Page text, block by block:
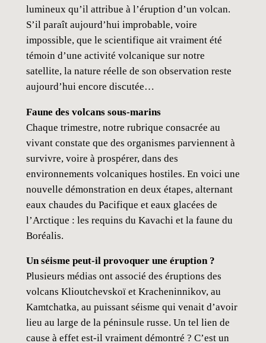
lumineux qu’il attribue à l’éruption d’un volcan.
S’il paraît aujourd’hui improbable, voire
impossible, que le scientifique ait vraiment été
témoin d’une activité volcanique sur notre
satellite, la nature réelle de son observation reste
aujourd’hui encore discutée…
Faune des volcans sous-marins
Chaque trimestre, notre rubrique consacrée au
vivant constate que des organismes parviennent à
survivre, voire à prospérer, dans des
environnements volcaniques hostiles. En voici une
nouvelle démonstration en deux étapes, alternant
eaux chaudes du Pacifique et eaux glacées de
l’Arctique : les requins du Kavachi et la faune du
Boréalis.
Un séisme peut-il provoquer une éruption ?
Plusieurs médias ont associé des éruptions des
volcans Klioutchevskoï et Kracheninnikov, au
Kamtchatka, au puissant séisme qui venait d’avoir
lieu au large de la péninsule russe. Un tel lien de
cause à effet est-il vraiment démontré ? C’est un